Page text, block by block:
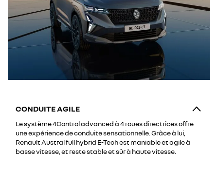
CONDUITE AGILE
Le système 4Control advanced à 4 roues directrices offre
une expérience de conduite sensationnelle. Grâce à lui,
Renault Austral full hybrid E-Tech est maniable et agile à
basse vitesse, et reste stable et sûr à haute vitesse.